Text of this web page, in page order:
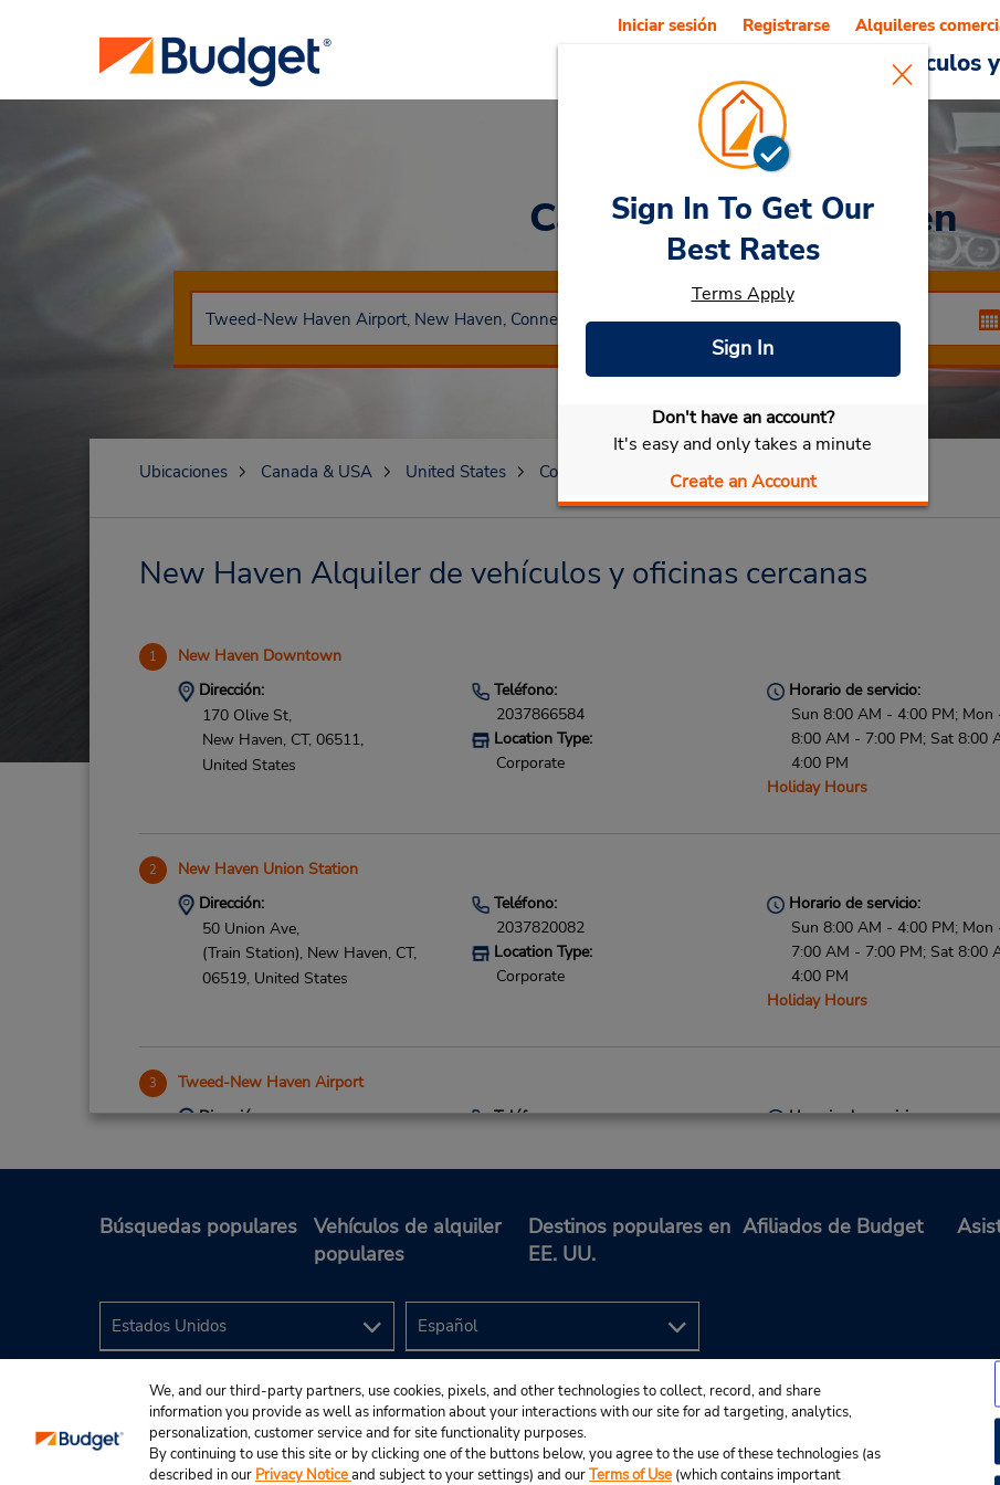
Vehículos
Iniciar sesión Registrarse Alquileres
Car RentalNew Haven
Seleccionar mi vehículo
Sign In To Get Our
Best Rates
Terms Apply
Sign In
Don't have an account?
It's easy and only takes a minute
Create an Account
Ubicaciones Canada & USA United States Connecticut New Haven
New Haven Alquiler de vehículos y oficinas cercanas
1 New Haven Downtown
Dirección:
170 Olive St,
New Haven, CT, 06511,
United States
Teléfono:
2037866584
Location Type:
Corporate
Horario de servicio:
Sun 8:00 AM - 4:00 PM; Mon
8:00 AM - 7:00 PM; Sat 8:00
4:00 PM
Holiday Hours
2 New Haven Union Station
Dirección:
50 Union Ave,
(Train Station), New Haven, CT,
06519, United States
Teléfono:
2037820082
Location Type:
Corporate
Horario de servicio:
Sun 8:00 AM - 4:00 PM; Mon
7:00 AM - 7:00 PM; Sat 8:00
4:00 PM
Holiday Hours
3 Tweed-New Haven Airport
Dirección:
New Haven, CT, 06512,
Teléfono:
Location Type:
Horario de servicio:
Holiday Hours
alquiler se encuentra dentro de
terminal con una caminata
Búsquedas populares
Vehículos de alquiler
populares
Destinos populares en
EE. UU.
Afiliados de Budget
We, and our third-party partners, use cookies, pixels, and other technologies to collect, record, and share
information you provide as well as information about your interactions with our site for ad targeting, analytics,
personalization, customer service and for site functionality purposes.
By continuing to use this site or by clicking one of the buttons below, you agree to the use of these technologies (as
described in our Privacy Noticeand subject to your settings) and ourTerms of Use (which contains important